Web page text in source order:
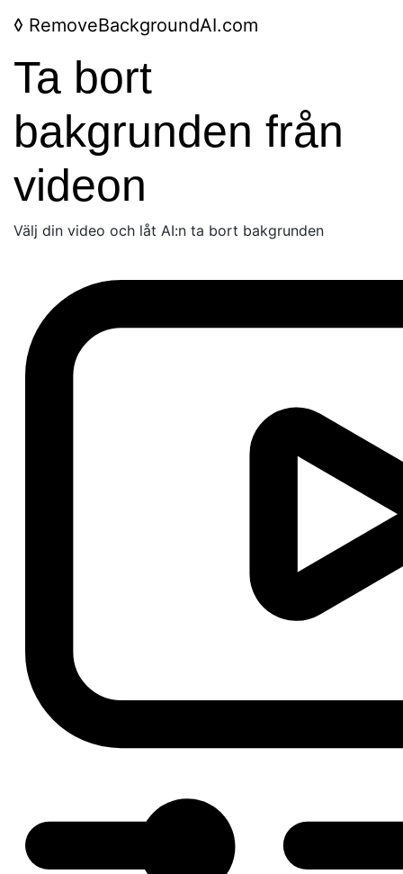
◊ RemoveBackgroundAI.com
Ta bort
bakgrunden från
videon
Välj din video och låt AI:n ta bort bakgrunden